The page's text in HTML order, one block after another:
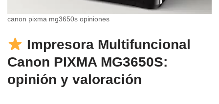
canon pixma mg3650s opiniones
Impresora Multifuncional
Canon PIXMA MG3650S:
opinión y valoración